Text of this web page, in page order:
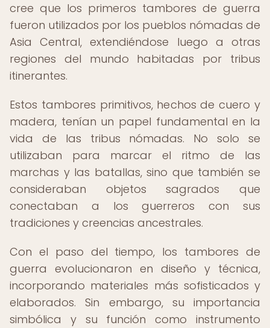
cree que los primeros tambores de guerra
fueron utilizados por los pueblos nómadas de
Asia Central, extendiéndose luego a otras
regiones del mundo habitadas por tribus
itinerantes.
Estos tambores primitivos, hechos de cuero y
madera, tenían un papel fundamental en la
vida de las tribus nómadas. No solo se
utilizaban para marcar el ritmo de las
marchas y las batallas, sino que también se
consideraban objetos sagrados que
conectaban a los guerreros con sus
tradiciones y creencias ancestrales.
Con el paso del tiempo, los tambores de
guerra evolucionaron en diseño y técnica,
incorporando materiales más sofisticados y
elaborados. Sin embargo, su importancia
simbólica y su función como instrumento